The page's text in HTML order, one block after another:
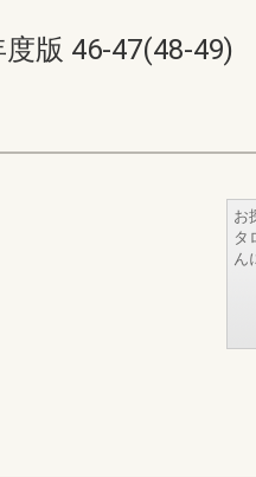
版 46-47(48-49)
お
タ
ん